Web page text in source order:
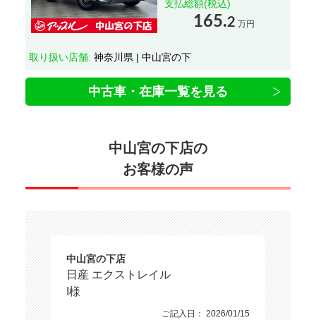
支払総額(税込)
165.2 万円
取り扱い店舗: 神奈川県 | 中山宮の下
中古車・在庫一覧を見る
中山宮の下店の
お客様の声
中山宮の下店
日産 エクストレイル
I様
ご記入日： 2026/01/15